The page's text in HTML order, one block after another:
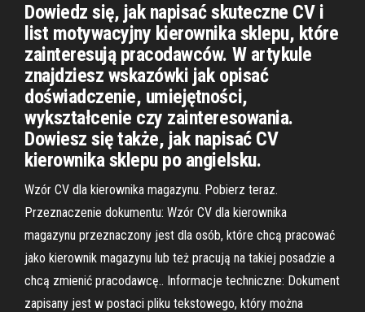
Dowiedz się, jak napisać skuteczne CV i
list motywacyjny kierownika sklepu, które
zainteresują pracodawców. W artykule
znajdziesz wskazówki jak opisać
doświadczenie, umiejętności,
wykształcenie czy zainteresowania.
Dowiesz się także, jak napisać CV
kierownika sklepu po angielsku.
Wzór CV dla kierownika magazynu. Pobierz teraz.
Przeznaczenie dokumentu: Wzór CV dla kierownika
magazynu przeznaczony jest dla osób, które chcą pracować
jako kierownik magazynu lub też pracują na takiej posadzie a
chcą zmienić pracodawcę.. Informacje techniczne: Dokument
zapisany jest w postaci pliku tekstowego, który można